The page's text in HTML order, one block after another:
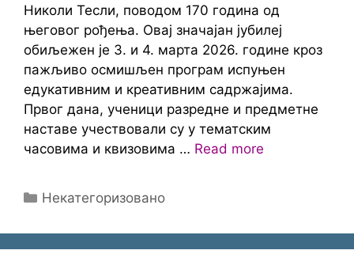
Николи Тесли, поводом 170 година од
његовог рођења. Овај значајан јубилеј
обиљежен је 3. и 4. марта 2026. године кроз
пажљиво осмишљен програм испуњен
едукативним и креативним садржајима.
Првог дана, ученици разредне и предметне
наставе учествовали су у тематским
часовима и квизовима … Read more
Categories
Некатегоризовано